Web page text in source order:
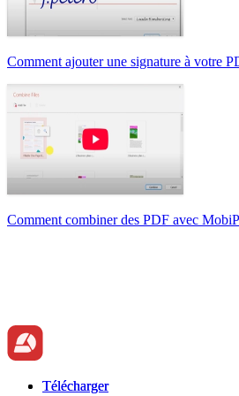
Comment ajouter une signature à votre
Comment combiner des PDF avec
Télécharger
Télécharger